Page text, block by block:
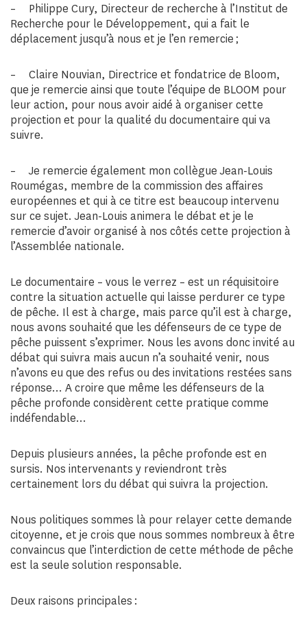
– Philippe Cury, Directeur de recherche à l’Institut de
Recherche pour le Développement, qui a fait le
déplacement jusqu’à nous et je l’en remercie ;
– Claire Nouvian, Directrice et fondatrice de Bloom,
que je remercie ainsi que toute l’équipe de BLOOM pour
leur action, pour nous avoir aidé à organiser cette
projection et pour la qualité du documentaire qui va
suivre.
– Je remercie également mon collègue Jean-Louis
Roumégas, membre de la commission des affaires
européennes et qui à ce titre est beaucoup intervenu
sur ce sujet. Jean-Louis animera le débat et je le
remercie d’avoir organisé à nos côtés cette projection à
l’Assemblée nationale.
Le documentaire – vous le verrez – est un réquisitoire
contre la situation actuelle qui laisse perdurer ce type
de pêche. Il est à charge, mais parce qu’il est à charge,
nous avons souhaité que les défenseurs de ce type de
pêche puissent s’exprimer. Nous les avons donc invité au
débat qui suivra mais aucun n’a souhaité venir, nous
n’avons eu que des refus ou des invitations restées sans
réponse… A croire que même les défenseurs de la
pêche profonde considèrent cette pratique comme
indéfendable…
Depuis plusieurs années, la pêche profonde est en
sursis. Nos intervenants y reviendront très
certainement lors du débat qui suivra la projection.
Nous politiques sommes là pour relayer cette demande
citoyenne, et je crois que nous sommes nombreux à être
convaincus que l’interdiction de cette méthode de pêche
est la seule solution responsable.
Deux raisons principales :